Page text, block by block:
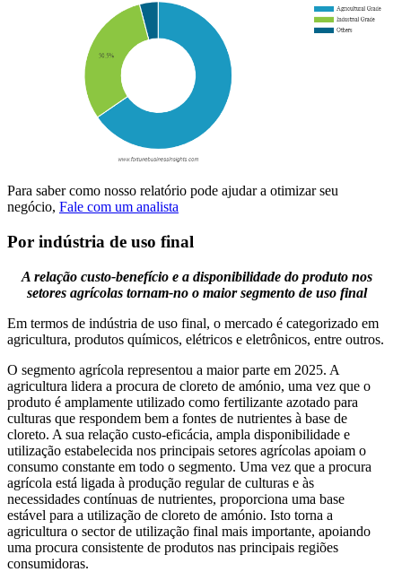
Para saber como nosso relatório pode ajudar a otimizar seu
negócio, Fale com um analista
Por indústria de uso final
A relação custo-benefício e a disponibilidade do produto nos
setores agrícolas tornam-no o maior segmento de uso final
Em termos de indústria de uso final, o mercado é categorizado em
agricultura, produtos químicos, elétricos e eletrônicos, entre outros.
O segmento agrícola representou a maior parte em 2025. A
agricultura lidera a procura de cloreto de amónio, uma vez que o
produto é amplamente utilizado como fertilizante azotado para
culturas que respondem bem a fontes de nutrientes à base de
cloreto. A sua relação custo-eficácia, ampla disponibilidade e
utilização estabelecida nos principais setores agrícolas apoiam o
consumo constante em todo o segmento. Uma vez que a procura
agrícola está ligada à produção regular de culturas e às
necessidades contínuas de nutrientes, proporciona uma base
estável para a utilização de cloreto de amónio. Isto torna a
agricultura o sector de utilização final mais importante, apoiando
uma procura consistente de produtos nas principais regiões
consumidoras.